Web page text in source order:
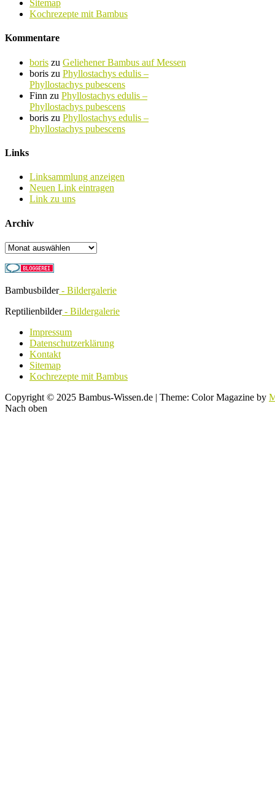
Sitemap
Kochrezepte mit Bambus
Kommentare
boris zu Geliehener Bambus auf Messen
boris zu Phyllostachys edulis –
Phyllostachys pubescens
Finn zu Phyllostachys edulis –
Phyllostachys pubescens
boris zu Phyllostachys edulis –
Phyllostachys pubescens
Links
Linksammlung anzeigen
Neuen Link eintragen
Link zu uns
Archiv
Archiv
Bambusbilder- Bildergalerie
Reptilienbilder- Bildergalerie
Impressum
Datenschutzerklärung
Kontakt
Sitemap
Kochrezepte mit Bambus
Copyright © 2025 Bambus-Wissen.de | Theme: Color Magazine by
Nach oben